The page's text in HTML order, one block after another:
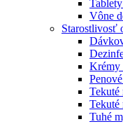
Vône
Starostlivosť
Krémy
Tekuté
Tekuté
Tuhé